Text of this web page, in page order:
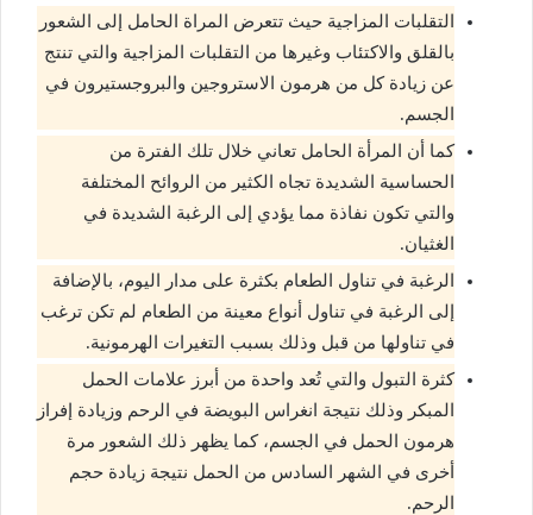
التقلبات المزاجية حيث تتعرض المراة الحامل إلى الشعور
بالقلق والاكتئاب وغيرها من التقلبات المزاجية والتي تنتج
عن زيادة كل من هرمون الاستروجين والبروجستيرون في
الجسم.
كما أن المرأة الحامل تعاني خلال تلك الفترة من
الحساسية الشديدة تجاه الكثير من الروائح المختلفة
والتي تكون نفاذة مما يؤدي إلى الرغبة الشديدة في
الغثيان.
الرغبة في تناول الطعام بكثرة على مدار اليوم، بالإضافة
إلى الرغبة في تناول أنواع معينة من الطعام لم تكن ترغب
في تناولها من قبل وذلك بسبب التغيرات الهرمونية.
كثرة التبول والتي تُعد واحدة من أبرز علامات الحمل
المبكر وذلك نتيجة انغراس البويضة في الرحم وزيادة إفراز
هرمون الحمل في الجسم، كما يظهر ذلك الشعور مرة
أخرى في الشهر السادس من الحمل نتيجة زيادة حجم
الرحم.